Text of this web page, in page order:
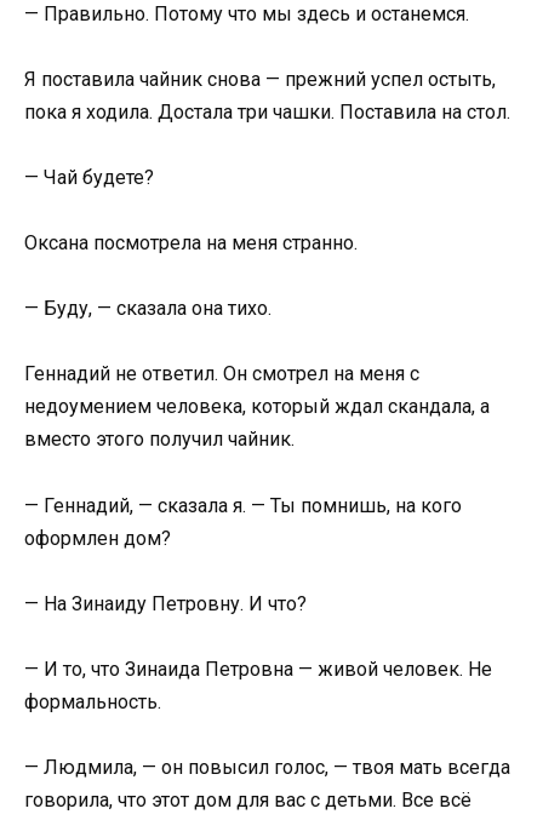
— Правильно. Потому что мы здесь и останемся.
Я поставила чайник снова — прежний успел остыть,
пока я ходила. Достала три чашки. Поставила на стол.
— Чай будете?
Оксана посмотрела на меня странно.
— Буду, — сказала она тихо.
Геннадий не ответил. Он смотрел на меня с
недоумением человека, который ждал скандала, а
вместо этого получил чайник.
— Геннадий, — сказала я. — Ты помнишь, на кого
оформлен дом?
— На Зинаиду Петровну. И что?
— И то, что Зинаида Петровна — живой человек. Не
формальность.
— Людмила, — он повысил голос, — твоя мать всегда
говорила, что этот дом для вас с детьми. Все всё